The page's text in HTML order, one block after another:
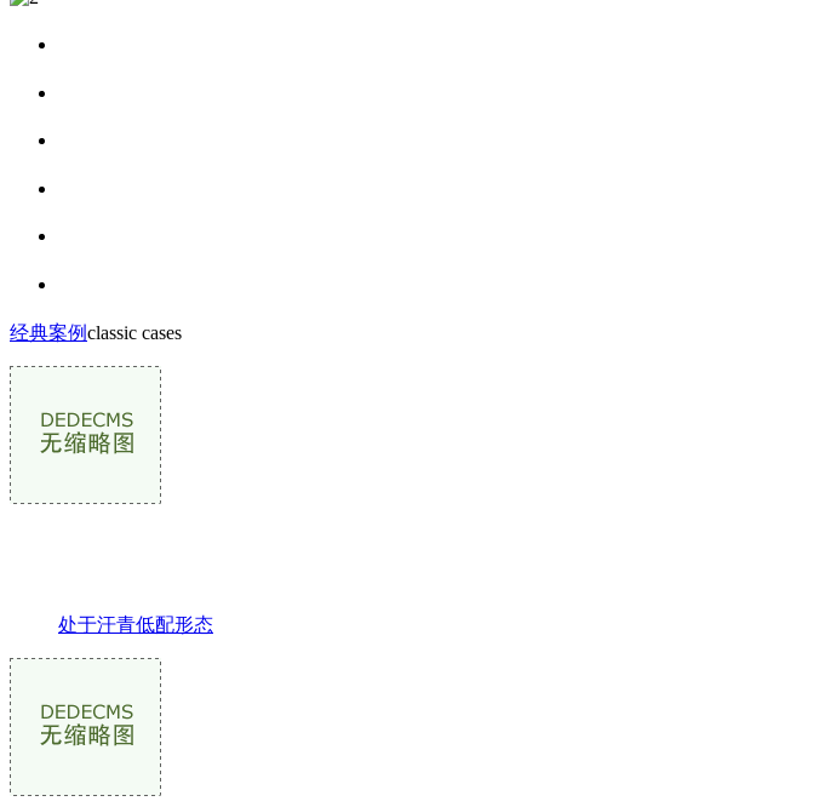
经典案例classic cases
处于汗青低配形态